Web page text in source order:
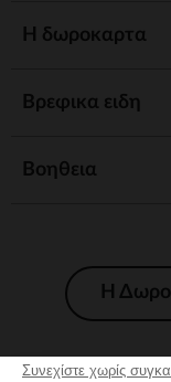
Συνεχίστε χωρίς
Η δωροκαρτα
Βρεφικα ειδη
Βοηθεια
Η